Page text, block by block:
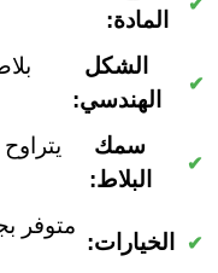
المادة:
الشكل
الهندسي:
سمك
البلاط:
الخيارات:
متوفر